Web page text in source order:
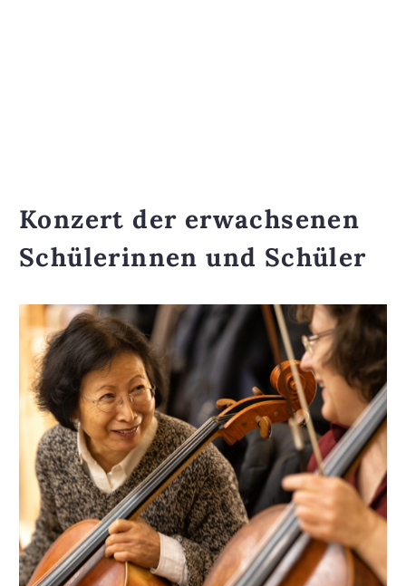
Konzert der erwachsenen
Schülerinnen und Schüler